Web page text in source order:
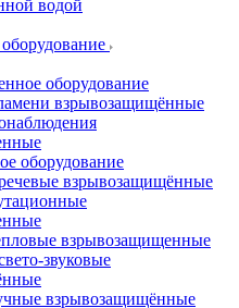
водой
оборудование
взрывозащищённые
оборудование
взрывозащищённые
взрывозащищенные
звуковые
взрывозащищённые